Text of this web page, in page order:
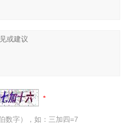
数字），如：三加四=7